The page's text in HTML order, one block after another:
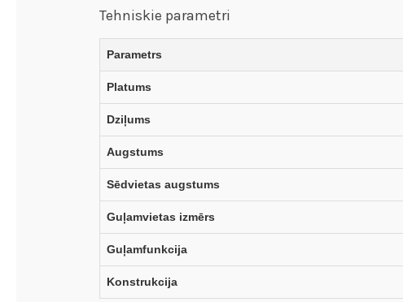
Tehniskie parametri
Parametrs
Platums
Dziļums
Augstums
Sēdvietas augstums
Guļamvietas izmērs
Guļamfunkcija
Konstrukcija